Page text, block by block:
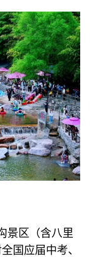
景区（含八里
国应届中考、